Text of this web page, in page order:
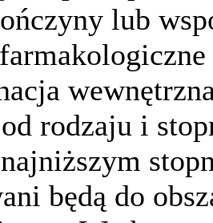
lub
rodzaju i
będą do